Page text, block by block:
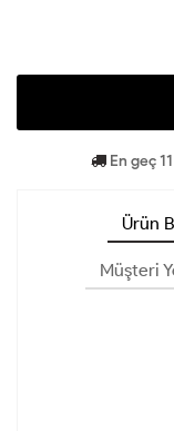
En geç
Ürün
Müşteri